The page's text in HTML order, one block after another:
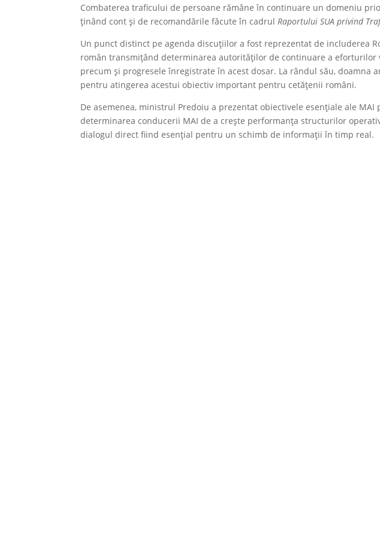
Combaterea traficului de persoane rămâne în continuare un domeniu
ținând cont și de recomandările făcute în cadrul Raportului SUA privind
Un punct distinct pe agenda discuțiilor a fost reprezentat de includerea
român transmițând determinarea autorităților de continuare a eforturilor
precum și progresele înregistrate în acest dosar. La rândul său, doamna
pentru atingerea acestui obiectiv important pentru cetățenii români.
De asemenea, ministrul Predoiu a prezentat obiectivele esențiale ale
determinarea conducerii MAI de a crește performanța structurilor
dialogul direct fiind esențial pentru un schimb de informații în timp real.